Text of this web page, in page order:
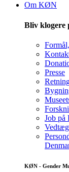
Om KØN
Bliv klogere
Presse
Job
KØN - Gender